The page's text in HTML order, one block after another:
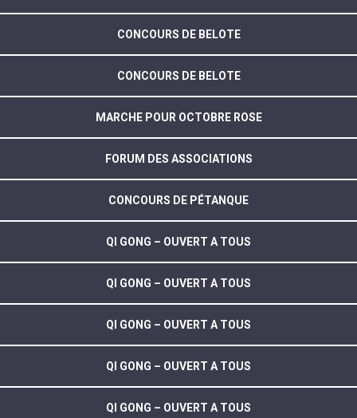
CONCOURS DE BELOTE
CONCOURS DE BELOTE
MARCHE POUR OCTOBRE ROSE
FORUM DES ASSOCIATIONS
CONCOURS DE PÉTANQUE
QI GONG – OUVERT A TOUS
QI GONG – OUVERT A TOUS
QI GONG – OUVERT A TOUS
QI GONG – OUVERT A TOUS
QI GONG – OUVERT A TOUS